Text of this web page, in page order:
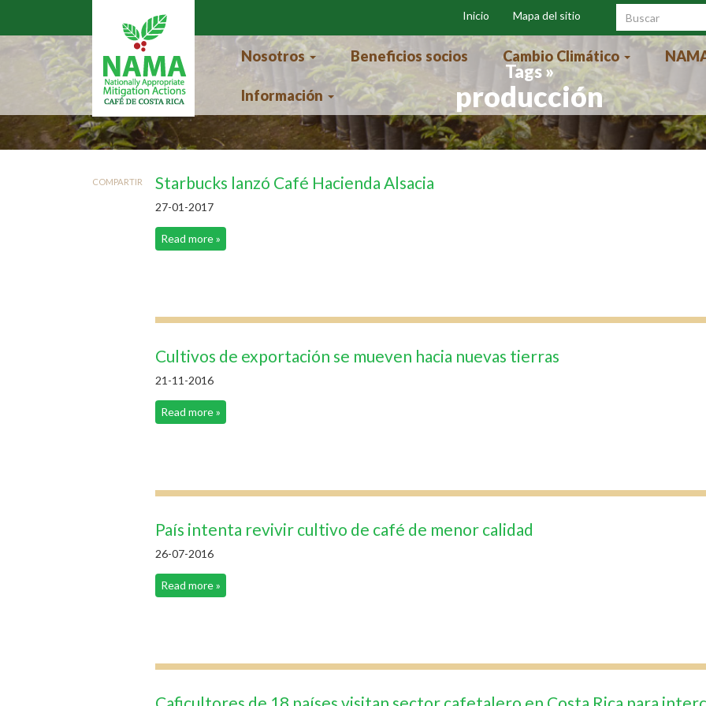
Inicio Mapa del sitio
búsqueda
Nosotros Beneficios socios Cambio Climático
Información
Tags »
producción
COMPARTIR Starbucks lanzó Café Hacienda Alsacia
27-01-2017
Read more »
Cultivos de exportación se mueven hacia nuevas tierras
21-11-2016
Read more »
País intenta revivir cultivo de café de menor calidad
26-07-2016
Read more »